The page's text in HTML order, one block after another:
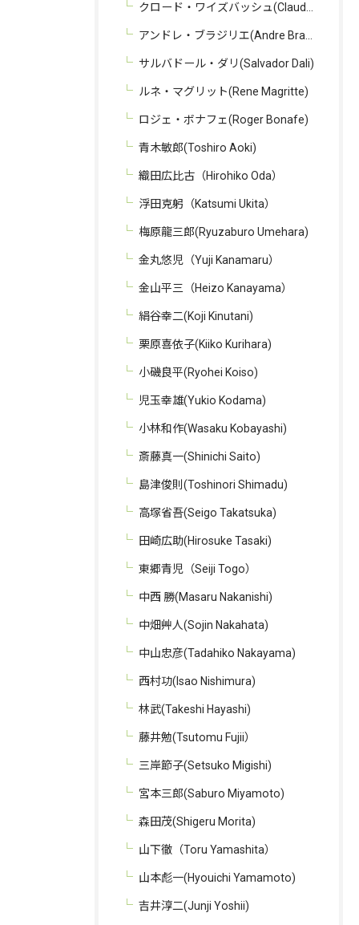
クロード・ワイズバッシュ(Claude Weisbuch)
アンドレ・ブラジリエ(Andre Brasilier)
サルバドール・ダリ(Salvador Dali)
ルネ・マグリット(Rene Magritte)
ロジェ・ボナフェ(Roger Bonafe)
青木敏郎(Toshiro Aoki)
織田広比古（Hirohiko Oda）
浮田克躬（Katsumi Ukita）
梅原龍三郎(Ryuzaburo Umehara)
金丸悠児（Yuji Kanamaru）
金山平三（Heizo Kanayama）
絹谷幸二(Koji Kinutani)
栗原喜依子(Kiiko Kurihara)
小磯良平(Ryohei Koiso)
児玉幸雄(Yukio Kodama)
小林和作(Wasaku Kobayashi)
斎藤真一(Shinichi Saito)
島津俊則(Toshinori Shimadu)
高塚省吾(Seigo Takatsuka)
田崎広助(Hirosuke Tasaki)
東郷青児（Seiji Togo）
中西 勝(Masaru Nakanishi)
中畑艸人(Sojin Nakahata)
中山忠彦(Tadahiko Nakayama)
西村功(Isao Nishimura)
林武(Takeshi Hayashi)
藤井勉(Tsutomu Fujii）
三岸節子(Setsuko Migishi)
宮本三郎(Saburo Miyamoto)
森田茂(Shigeru Morita)
山下徹（Toru Yamashita）
山本彪一(Hyouichi Yamamoto)
吉井淳二(Junji Yoshii)